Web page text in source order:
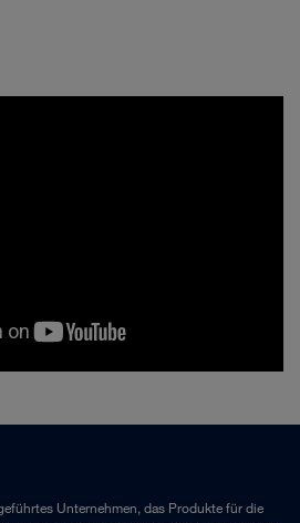
Unternehmen, das Produkte für die